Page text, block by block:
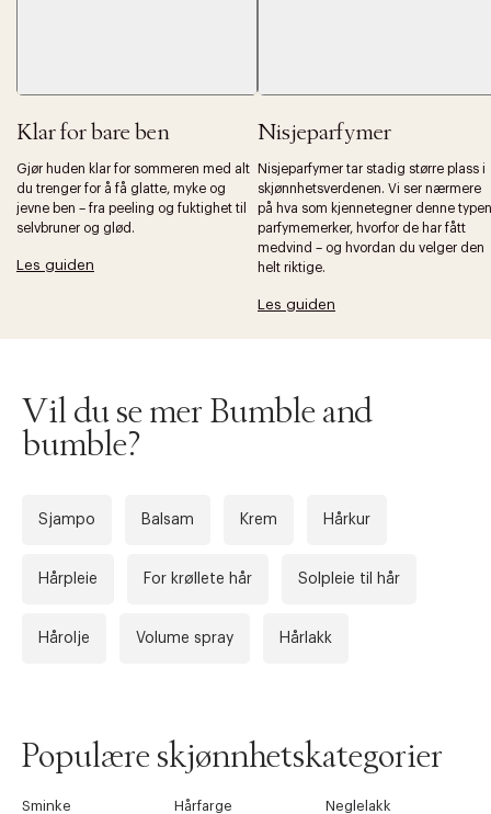
Klar for bare ben
Gjør huden klar for sommeren med alt
du trenger for å få glatte, myke og
jevne ben – fra peeling og fuktighet til
selvbruner og glød.
Les guiden
Nisjeparfymer
Nisjeparfymer tar stadig større plass i
skjønnhetsverdenen. Vi ser nærmere
på hva som kjennetegner denne typen
parfymemerker, hvorfor de har fått
medvind – og hvordan du velger den
helt riktige.
Les guiden
Forrige
Vil du se mer Bumble and
bumble?
Sjampo Balsam Krem Hårkur
Hårpleie For krøllete hår Solpleie til hår
Hårolje Volume spray Hårlakk
Populære skjønnhetskategorier
Sminke Hårfarge
Neglelakk